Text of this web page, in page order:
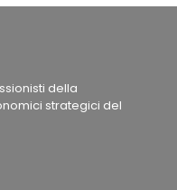
della
strategici del